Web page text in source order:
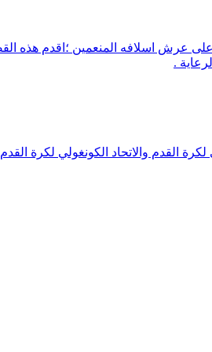
.
لكرة القدم والاتحاد الكونغولي لكرة القدم